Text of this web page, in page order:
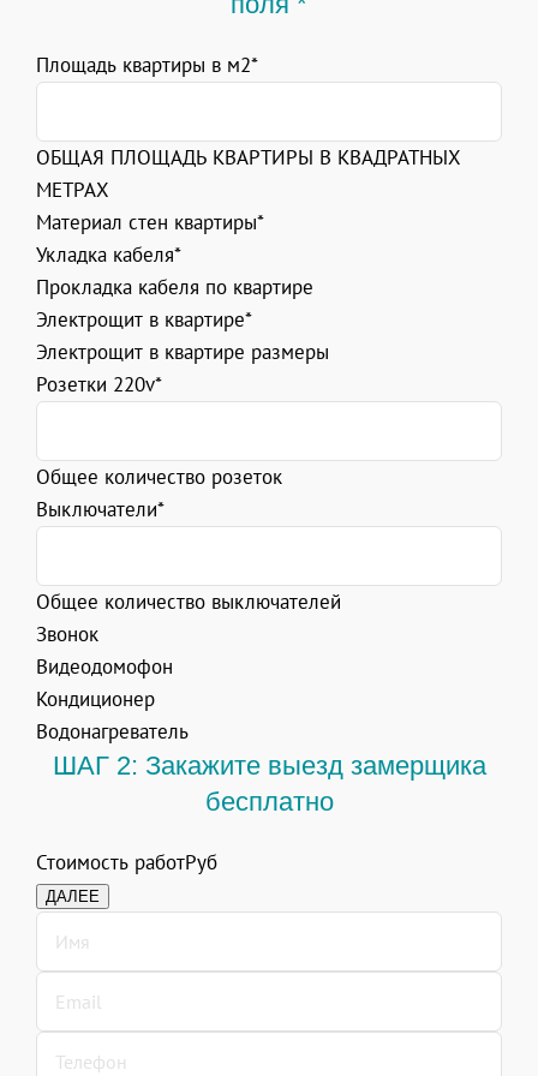
Площадь квартиры в м2*
ОБЩАЯ ПЛОЩАДЬ КВАРТИРЫ В КВАДРАТНЫХ
МЕТРАХ
Материал стен квартиры*
Укладка кабеля*
Прокладка кабеля по квартире
Электрощит в квартире*
Электрощит в квартире размеры
Розетки 220v*
Общее количество розеток
Выключатели*
Общее количество выключателей
Звонок
Видеодомофон
Кондиционер
Водонагреватель
ШАГ 2: Закажите выезд замерщика
бесплатно
Стоимость работРуб
ДАЛЕЕ